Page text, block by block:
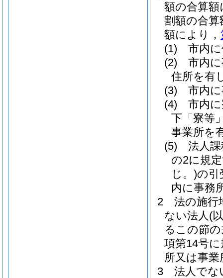
額の合算
割額の合
額により，
(1)
市内
(2)
市内
住所を有
(3)
市内
(4)
市内
下「寮等
事業所を
(5)
法人
の2に規
じ。)の引
内に事務
2
法の施行
ない法人(
るこの節
項第14号
所又は事
3
法人でな